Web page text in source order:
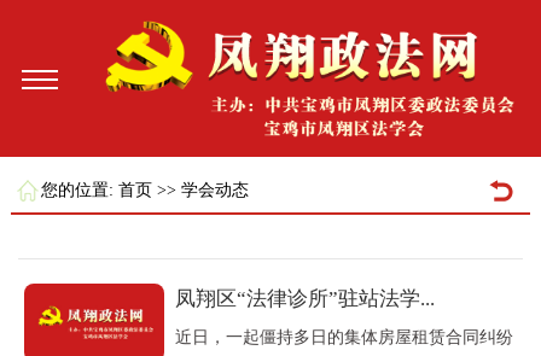
您的位置: 首页 >> 学会动态
凤翔区“法律诊所”驻站法学...
近日，一起僵持多日的集体房屋租赁合同纠纷